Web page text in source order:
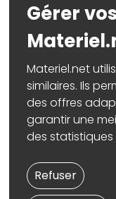
Gérer
Materiel.net
similaires. Ils
des offres
garantir une
des
Refuser